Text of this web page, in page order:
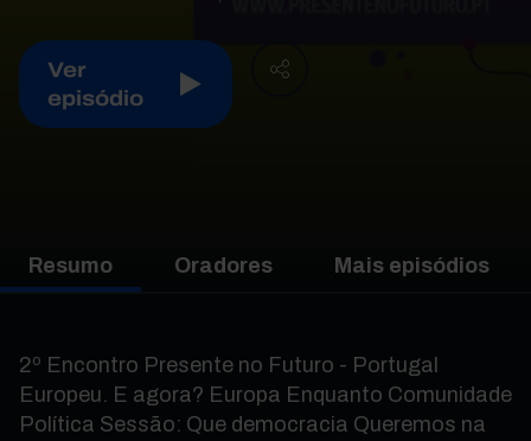
Ver
episódio
Resumo Oradores Mais episódios
2º Encontro Presente no Futuro - Portugal
Europeu. E agora? Europa Enquanto Comunidade
Política Sessão: Que democracia Queremos na